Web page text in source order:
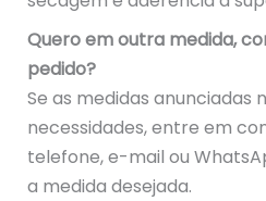
Quero em outra medida,
pedido?
Se as medidas anunciadas
necessidades, entre em
telefone, e-mail ou
a medida desejada.